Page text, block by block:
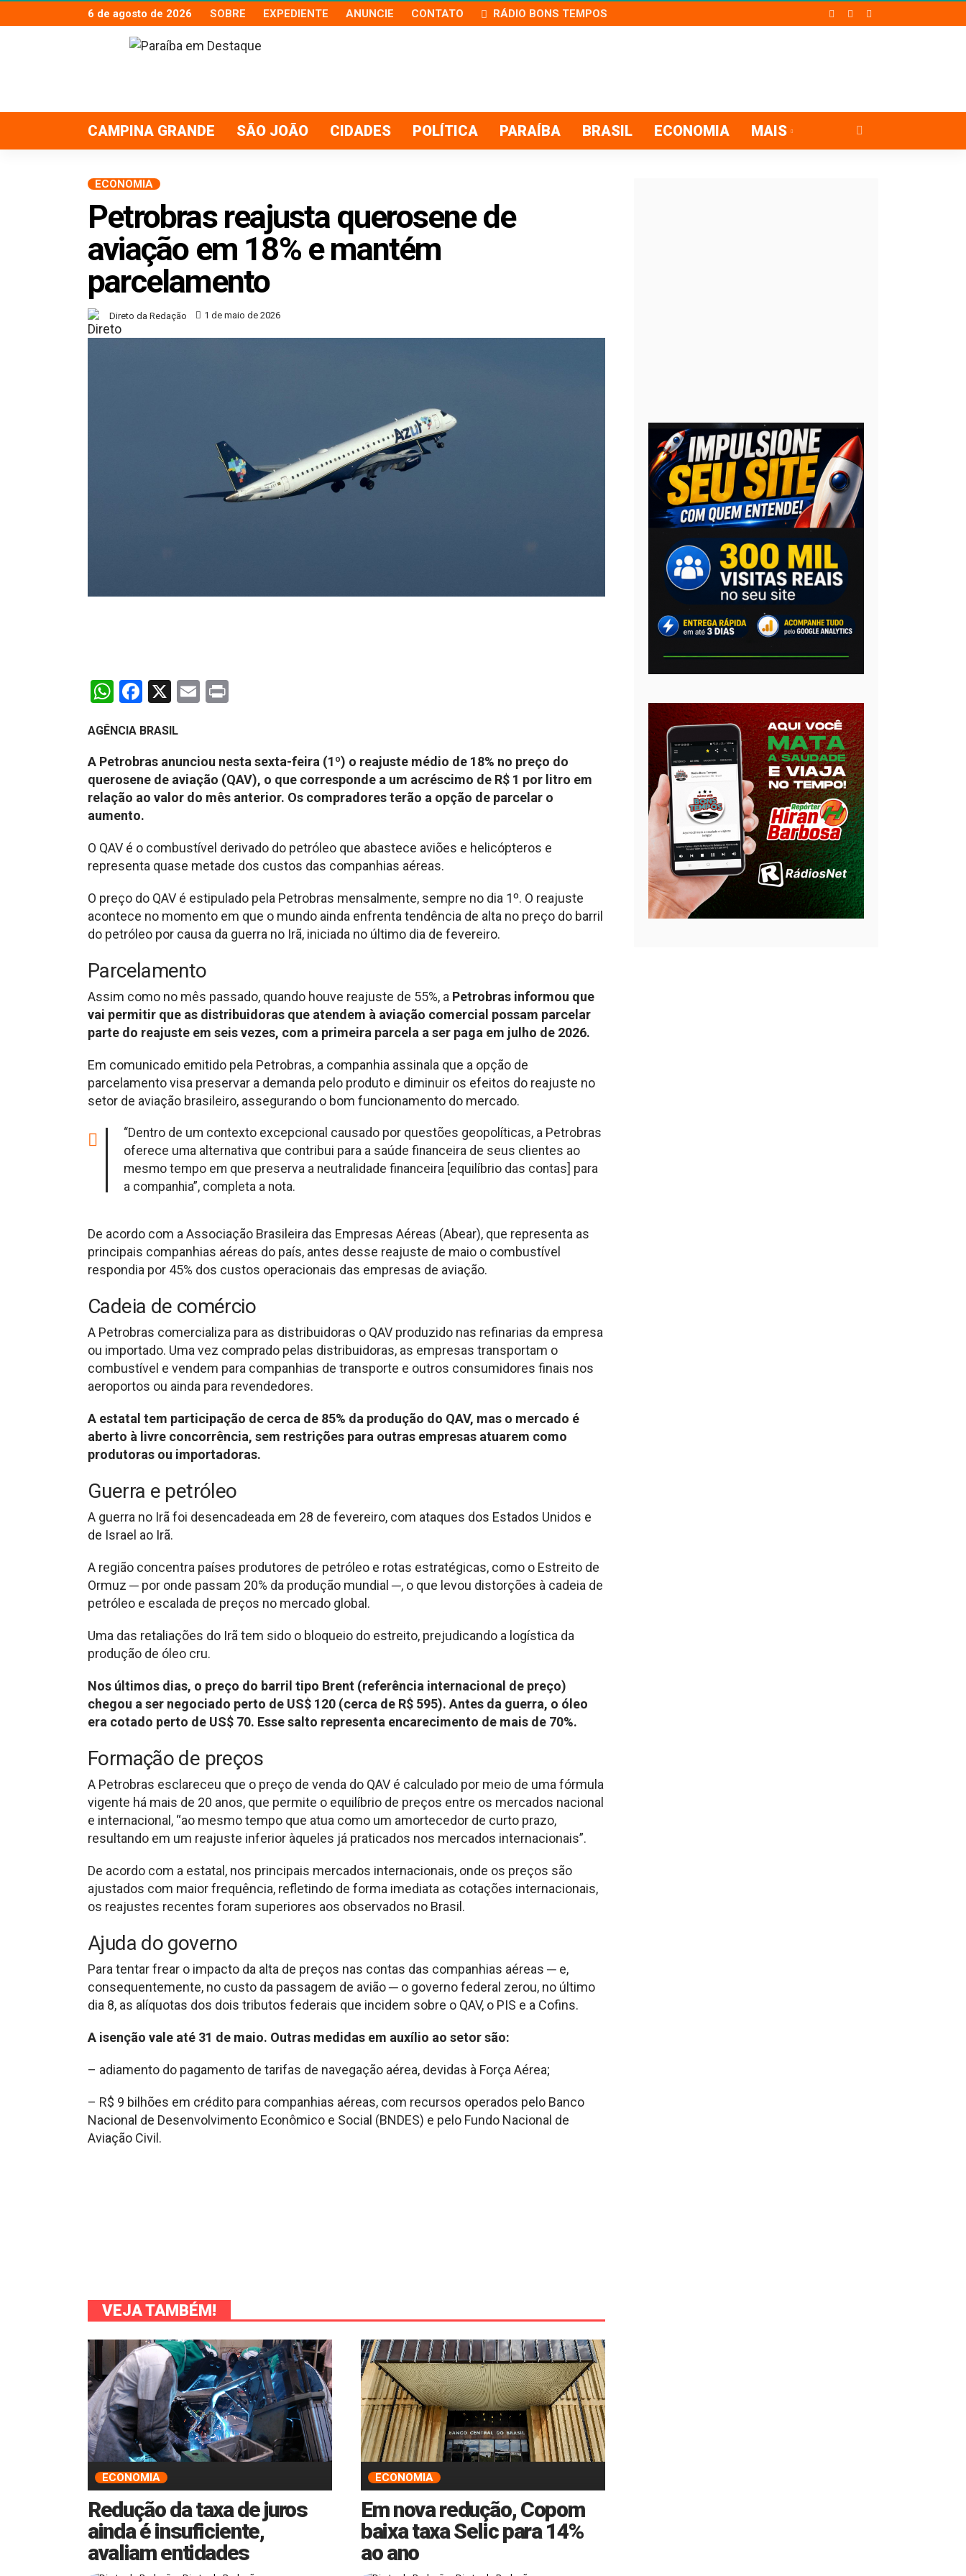
6 de agosto de 2026 SOBRE EXPEDIENTE ANUNCIE CONTATO RÁDIO BONS TEMPOS
CAMPINA GRANDE SÃO JOÃO CIDADES POLÍTICA PARAÍBA BRASIL ECONOMIA MAIS
ECONOMIA
Petrobras reajusta querosene de
aviação em 18% e mantém
parcelamento
Direto da Redação 1 de maio de 2026
WhatsApp
Facebook
X Email
AGÊNCIA BRASIL
A Petrobras anunciou nesta sexta-feira (1º) o reajuste médio de 18% no preço do
querosene de aviação (QAV), o que corresponde a um acréscimo de R$ 1 por litro em
relação ao valor do mês anterior. Os compradores terão a opção de parcelar o
aumento.
O QAV é o combustível derivado do petróleo que abastece aviões e helicópteros e
representa quase metade dos custos das companhias aéreas.
O preço do QAV é estipulado pela Petrobras mensalmente, sempre no dia 1º. O reajuste
acontece no momento em que o mundo ainda enfrenta tendência de alta no preço do barril
do petróleo por causa da guerra no Irã, iniciada no último dia de fevereiro.
Parcelamento
Assim como no mês passado, quando houve reajuste de 55%, a Petrobras informou que
vai permitir que as distribuidoras que atendem à aviação comercial possam parcelar
parte do reajuste em seis vezes, com a primeira parcela a ser paga em julho de 2026.
Em comunicado emitido pela Petrobras, a companhia assinala que a opção de
parcelamento visa preservar a demanda pelo produto e diminuir os efeitos do reajuste no
setor de aviação brasileiro, assegurando o bom funcionamento do mercado.
“Dentro de um contexto excepcional causado por questões geopolíticas, a Petrobras
oferece uma alternativa que contribui para a saúde financeira de seus clientes ao
mesmo tempo em que preserva a neutralidade financeira [equilíbrio das contas] para
a companhia”, completa a nota.
De acordo com a Associação Brasileira das Empresas Aéreas (Abear), que representa as
principais companhias aéreas do país, antes desse reajuste de maio o combustível
respondia por 45% dos custos operacionais das empresas de aviação.
Cadeia de comércio
A Petrobras comercializa para as distribuidoras o QAV produzido nas refinarias da empresa
ou importado. Uma vez comprado pelas distribuidoras, as empresas transportam o
combustível e vendem para companhias de transporte e outros consumidores finais nos
aeroportos ou ainda para revendedores.
A estatal tem participação de cerca de 85% da produção do QAV, mas o mercado é
aberto à livre concorrência, sem restrições para outras empresas atuarem como
produtoras ou importadoras.
Guerra e petróleo
A guerra no Irã foi desencadeada em 28 de fevereiro, com ataques dos Estados Unidos e
de Israel ao Irã.
A região concentra países produtores de petróleo e rotas estratégicas, como o Estreito de
Ormuz ─ por onde passam 20% da produção mundial ─, o que levou distorções à cadeia de
petróleo e escalada de preços no mercado global.
Uma das retaliações do Irã tem sido o bloqueio do estreito, prejudicando a logística da
produção de óleo cru.
Nos últimos dias, o preço do barril tipo Brent (referência internacional de preço)
chegou a ser negociado perto de US$ 120 (cerca de R$ 595). Antes da guerra, o óleo
era cotado perto de US$ 70. Esse salto representa encarecimento de mais de 70%.
Formação de preços
A Petrobras esclareceu que o preço de venda do QAV é calculado por meio de uma fórmula
vigente há mais de 20 anos, que permite o equilíbrio de preços entre os mercados nacional
e internacional, “ao mesmo tempo que atua como um amortecedor de curto prazo,
resultando em um reajuste inferior àqueles já praticados nos mercados internacionais”.
De acordo com a estatal, nos principais mercados internacionais, onde os preços são
ajustados com maior frequência, refletindo de forma imediata as cotações internacionais,
os reajustes recentes foram superiores aos observados no Brasil.
Ajuda do governo
Para tentar frear o impacto da alta de preços nas contas das companhias aéreas ─ e,
consequentemente, no custo da passagem de avião ─ o governo federal zerou, no último
dia 8, as alíquotas dos dois tributos federais que incidem sobre o QAV, o PIS e a Cofins.
A isenção vale até 31 de maio. Outras medidas em auxílio ao setor são:
– adiamento do pagamento de tarifas de navegação aérea, devidas à Força Aérea;
– R$ 9 bilhões em crédito para companhias aéreas, com recursos operados pelo Banco
Nacional de Desenvolvimento Econômico e Social (BNDES) e pelo Fundo Nacional de
Aviação Civil.
VEJA TAMBÉM!
ECONOMIA
Redução da taxa de juros
ainda é insuficiente,
avaliam entidades
ECONOMIA
Em nova redução, Copom
baixa taxa Selic para 14%
ao ano